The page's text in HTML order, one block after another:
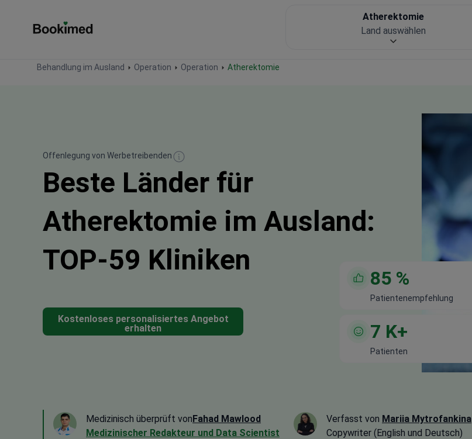
Behandlung im Ausland Operation Operation Atherektomie
Atherektomie
Land auswählen
Offenlegung von Werbetreibenden
Beste Länder für
Atherektomie im Ausland:
TOP-59 Kliniken
Kostenloses personalisiertes Angebot
erhalten
85 %
Patientenempfehlung
7 K+
Patienten
Medizinisch überprüft vonFahad Mawlood
Medizinischer Redakteur und Data Scientist
Verfasst von Mariia Mytrofankina
Copywriter (English und Deutsch)